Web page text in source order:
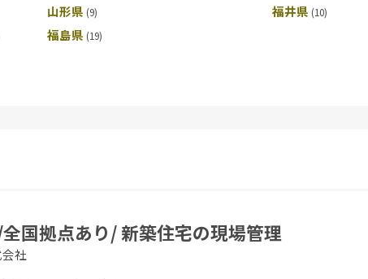
山形県
福島県
福井県
国拠点あり/ 新築住宅の現場管理
会社